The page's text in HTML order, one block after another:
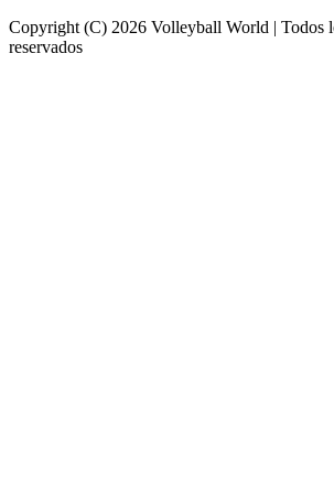
Copyright (C) 2026 Volleyball World | Todos
reservados